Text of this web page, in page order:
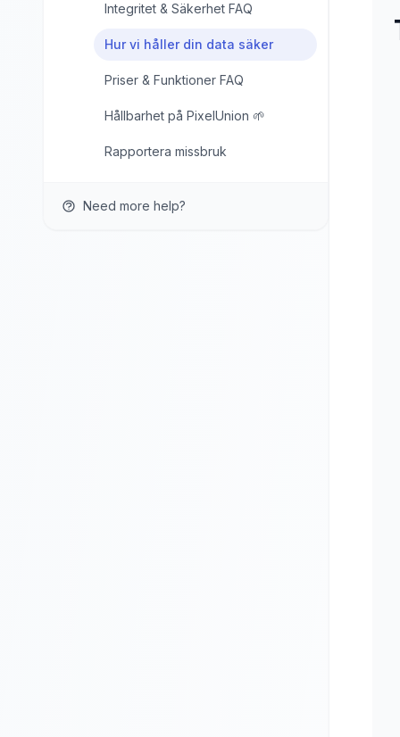
Integritet & Säkerhet FAQ
Hur vi håller din data säker
Priser & Funktioner FAQ
Hållbarhet på PixelUnion 🌱
Rapportera missbruk
Need more help?